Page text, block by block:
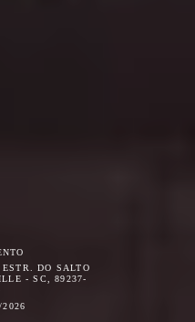
DO SALTO
- SC, 89237-